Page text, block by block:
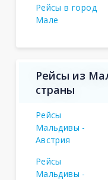
Рейсы в город
Мале
Рейсы из
страны
Рейсы
Мальдивы -
Австрия
Рейсы
Мальдивы -